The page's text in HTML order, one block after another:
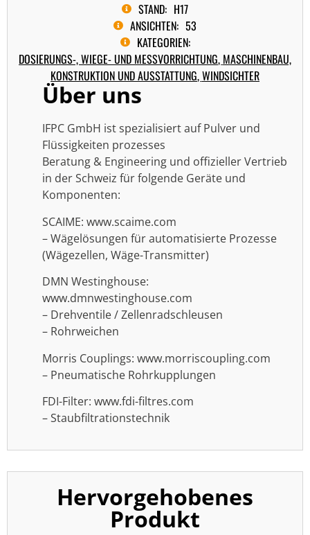
STAND: H17
ANSICHTEN: 53
KATEGORIEN:
DOSIERUNGS-, WIEGE- UND MESSVORRICHTUNG, MASCHINENBAU,
KONSTRUKTION UND AUSSTATTUNG,WINDSICHTER
Über uns
IFPC GmbH ist spezialisiert auf Pulver und
Flüssigkeiten prozesses
Beratung & Engineering und offizieller Vertrieb
in der Schweiz für folgende Geräte und
Komponenten:
SCAIME: www.scaime.com
– Wägelösungen für automatisierte Prozesse
(Wägezellen, Wäge-Transmitter)
DMN Westinghouse:
www.dmnwestinghouse.com
– Drehventile / Zellenradschleusen
– Rohrweichen
Morris Couplings: www.morriscoupling.com
– Pneumatische Rohrkupplungen
FDI-Filter: www.fdi-filtres.com
– Staubfiltrationstechnik
Hervorgehobenes
Produkt